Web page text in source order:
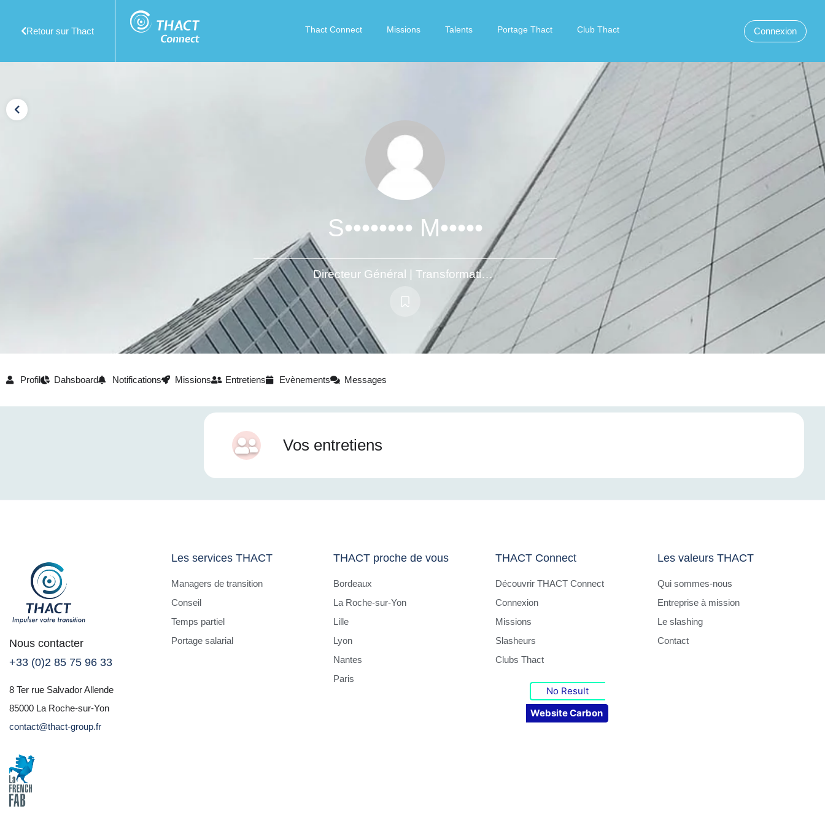
Retour sur Thact Thact Connect Missions Talents Portage Thact Club Thact Connexion
S•••••••• M•••••
Directeur Général | Transformation & Performance | Développement d’activités | Management d’équipes
Profil Dahsboard Notifications Missions Entretiens Evènements Messages
Vos entretiens
Nous contacter
+33 (0)2 85 75 96 33
8 Ter rue Salvador Allende
85000 La Roche-sur-Yon
contact@thact-group.fr
Les services THACT
Managers de transition
Conseil
Temps partiel
Portage salarial
THACT proche de vous
Bordeaux
La Roche-sur-Yon
Lille
Lyon
Nantes
Paris
THACT Connect
Découvrir THACT Connect
Connexion
Missions
Slasheurs
Clubs Thact
No Result
Website Carbon
Les valeurs THACT
Qui sommes-nous
Entreprise à mission
Le slashing
Contact